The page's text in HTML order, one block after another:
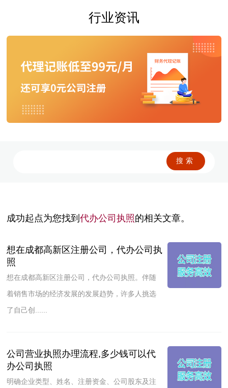
行业资讯
成功起点为您找到代办公司执照的相关文章。
想在成都高新区注册公司，代办公司执
照
想在成都高新区注册公司，代办公司执照。伴随
着销售市场的经济发展的发展趋势，许多人挑选
了自己创......
公司营业执照办理流程,多少钱可以代
办公司执照
明确企业类型、姓名、注册资金、公司股东及注